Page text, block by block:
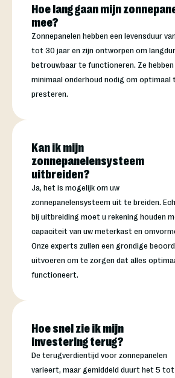
Hoe lang gaan mijn
mee?
Zonnepanelen hebben een levensduur
tot 30 jaar en zijn ontworpen om
betrouwbaar te functioneren. Ze hebben
minimaal onderhoud nodig om optimaal
presteren.
Kan ik mijn
zonnepanelensysteem
uitbreiden?
Ja, het is mogelijk om uw
zonnepanelensysteem uit te breiden.
bij uitbreiding moet u rekening houden
capaciteit van uw meterkast en
Onze experts zullen een grondige
uitvoeren om te zorgen dat alles
functioneert.
Hoe snel zie ik mijn
investering terug?
De terugverdientijd voor zonnepanelen
varieert, maar gemiddeld duurt het 5